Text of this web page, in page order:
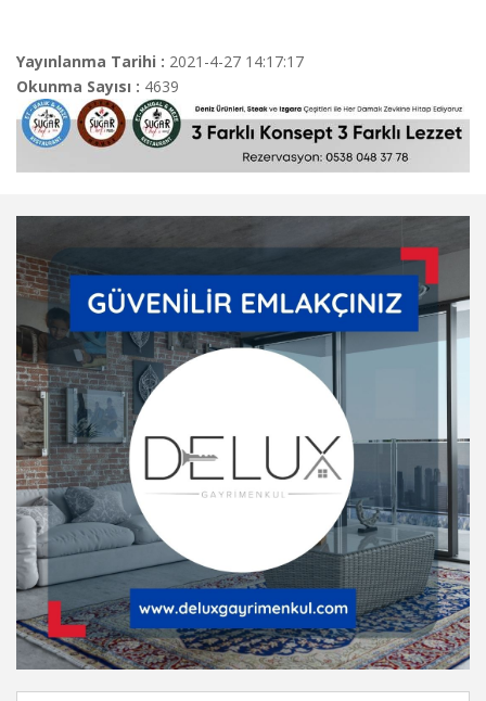
Yayınlanma Tarihi : 2021-4-27 14:17:17
Okunma Sayısı : 4639